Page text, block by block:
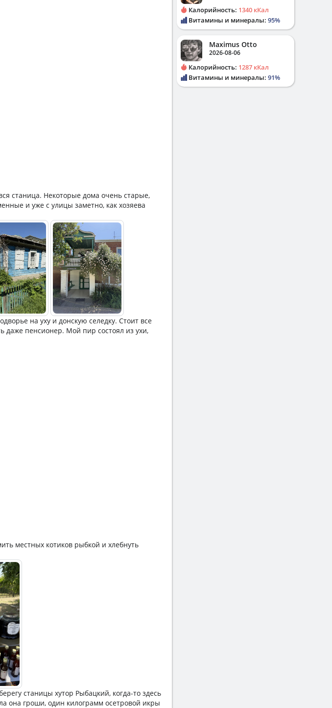
станица. Некоторые дома очень старые,
и уже с улицы заметно, как хозяева
на уху и донскую селедку. Стоит все
даже пенсионер. Мой пир состоял из ухи,
местных котиков рыбкой и хлебнуть
станицы хутор Рыбацкий, когда-то здесь
она гроши, один килограмм осетровой икры
Калорийность: 1340 кКал
Витамины и минералы: 95%
Maximus Otto
2026-08-06
Калорийность: 1287 кКал
Витамины и минералы: 91%